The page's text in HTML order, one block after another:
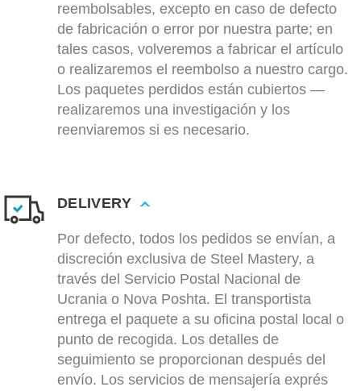
reembolsables, excepto en caso de defecto
de fabricación o error por nuestra parte; en
tales casos, volveremos a fabricar el artículo
o realizaremos el reembolso a nuestro cargo.
Los paquetes perdidos están cubiertos —
realizaremos una investigación y los
reenviaremos si es necesario.
DELIVERY
Por defecto, todos los pedidos se envían, a
discreción exclusiva de Steel Mastery, a
través del Servicio Postal Nacional de
Ucrania o Nova Poshta. El transportista
entrega el paquete a su oficina postal local o
punto de recogida. Los detalles de
seguimiento se proporcionan después del
envío. Los servicios de mensajería exprés